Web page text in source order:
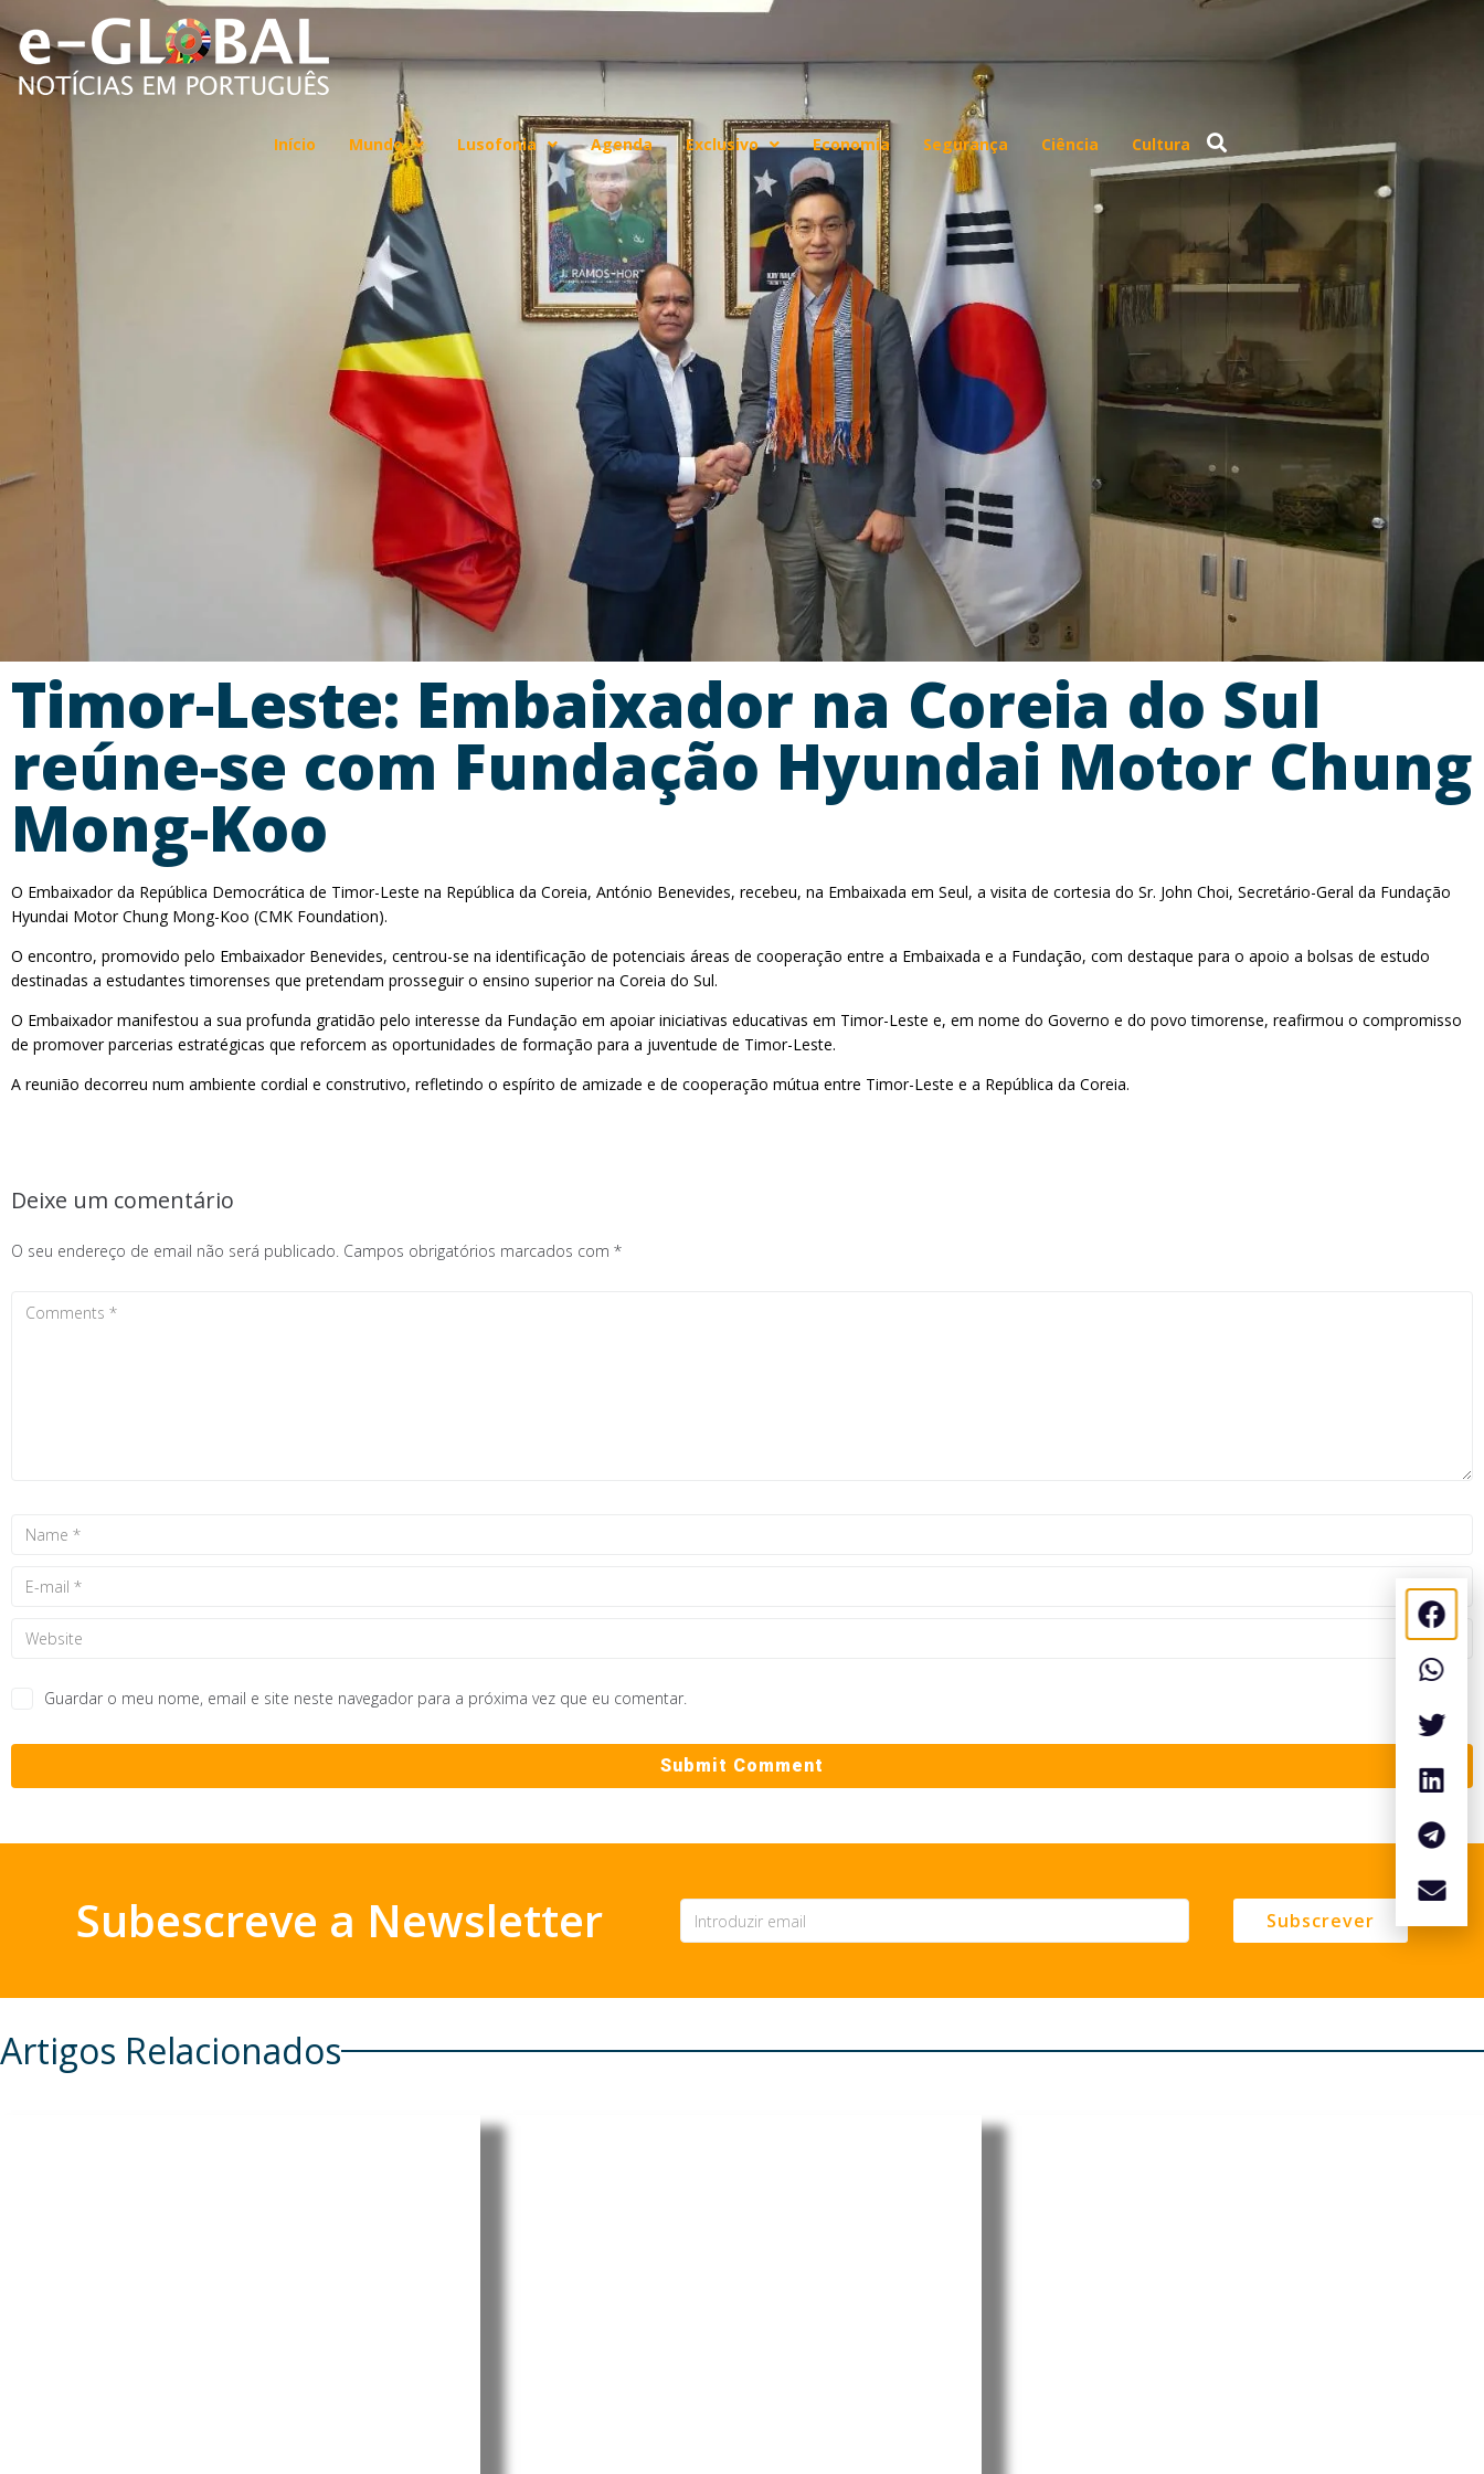
Início Mundo Lusofonia Agenda Exclusivo Economia Segurança Ciência Cultura
Timor-Leste: Embaixador na Coreia do Sul
reúne-se com Fundação Hyundai Motor Chung
Mong-Koo
O Embaixador da República Democrática de Timor-Leste na República da Coreia, António Benevides, recebeu, na Embaixada em Seul, a visita de cortesia do Sr. John Choi, Secretário-Geral da Fundação
Hyundai Motor Chung Mong-Koo (CMK Foundation).
O encontro, promovido pelo Embaixador Benevides, centrou-se na identificação de potenciais áreas de cooperação entre a Embaixada e a Fundação, com destaque para o apoio a bolsas de estudo
destinadas a estudantes timorenses que pretendam prosseguir o ensino superior na Coreia do Sul.
O Embaixador manifestou a sua profunda gratidão pelo interesse da Fundação em apoiar iniciativas educativas em Timor-Leste e, em nome do Governo e do povo timorense, reafirmou o compromisso
de promover parcerias estratégicas que reforcem as oportunidades de formação para a juventude de Timor-Leste.
A reunião decorreu num ambiente cordial e construtivo, refletindo o espírito de amizade e de cooperação mútua entre Timor-Leste e a República da Coreia.
Deixe um comentário
O seu endereço de email não será publicado. Campos obrigatórios marcados com *
Guardar o meu nome, email e site neste navegador para a próxima vez que eu comentar.
Subescreve a Newsletter Subscrever
Artigos Relacionados